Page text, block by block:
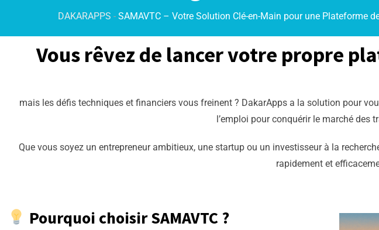
DAKARAPPS - SAMAVTC – Votre Solution Clé-en-Main pour une Plateforme
Vous rêvez de lancer votre propre
mais les défis techniques et financiers vous freinent ? DakarApps a la solution pour
l’emploi pour conquérir le marché des
Que vous soyez un entrepreneur ambitieux, une startup ou un investisseur à la
rapidement et
Pourquoi choisir SAMAVTC ?